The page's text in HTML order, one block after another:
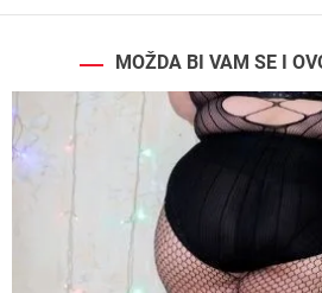
MOŽDA BI VAM SE I